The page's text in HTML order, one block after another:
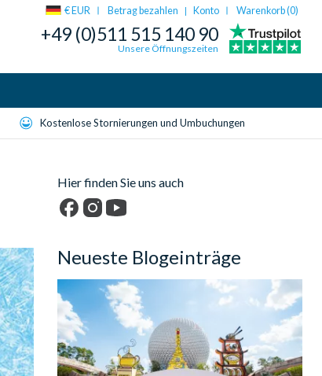
€ EUR Betrag bezahlen | Konto Warenkorb (0)
+49 (0)511 515 140 90
Unsere Öffnungszeiten
Kostenlose Stornierungen und Umbuchungen
Hier finden Sie uns auch
Neueste Blogeinträge